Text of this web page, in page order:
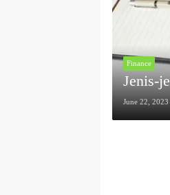
Finance
Jenis-
June 22, 2023